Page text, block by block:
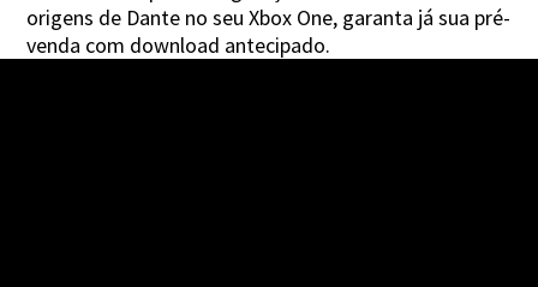
origens de Dante no seu Xbox One, garanta já sua pré-
venda com download antecipado.